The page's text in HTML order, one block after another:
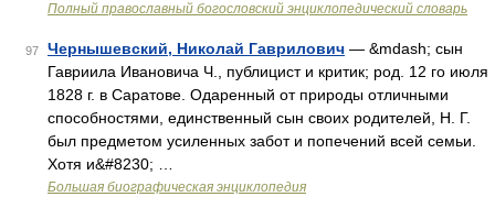
Полный православный богословский энциклопедический словарь
97 Чернышевский, Николай Гаврилович — &mdash; сын
Гавриила Ивановича Ч., публицист и критик; род. 12 го июля
1828 г. в Саратове. Одаренный от природы отличными
способностями, единственный сын своих родителей, Н. Г.
был предметом усиленных забот и попечений всей семьи.
Хотя и&#8230; …
Большая биографическая энциклопедия